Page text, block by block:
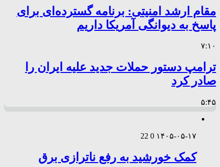
مقام ارشد امنیتی: برنامه گسترده‌ای برای
پاسخ به دیوانگی آمریکا داریم
۷:۱۰
ترامپ دستور حملات جدید علیه ایران را
صادر کرد
۵:۴۵
۱۴۰۵-۰۵-۱۷ 0
22
کمک خورشید به رفع ناترازی برق